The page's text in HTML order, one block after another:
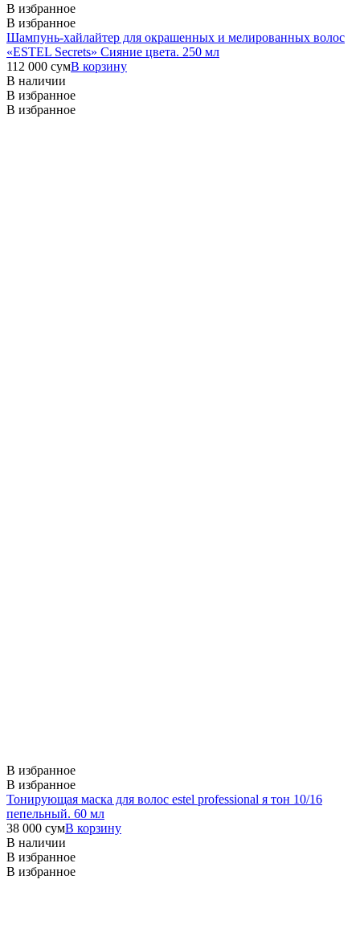
В избранное
В избранное
Шампунь-хайлайтер для окрашенных и мелированных волос
«ESTEL Secrets» Сияние цвета. 250 мл
112 000 сумВ корзину
В наличии
В избранное
В избранное
В избранное
В избранное
Тонирующая маска для волос estel professional я тон 10/16
пепельный. 60 мл
38 000 сумВ корзину
В наличии
В избранное
В избранное